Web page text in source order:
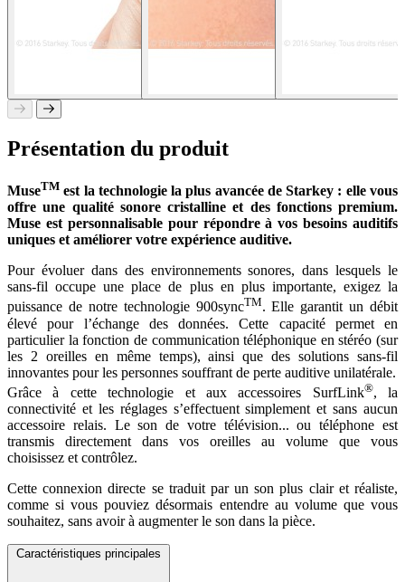
Présentation du produit
MuseTM est la technologie la plus avancée de Starkey : elle vous
offre une qualité sonore cristalline et des fonctions premium.
Muse est personnalisable pour répondre à vos besoins auditifs
uniques et améliorer votre expérience auditive.
Pour évoluer dans des environnements sonores, dans lesquels le
sans-fil occupe une place de plus en plus importante, exigez la
puissance de notre technologie 900syncTM. Elle garantit un débit
élevé pour l’échange des données. Cette capacité permet en
particulier la fonction de communication téléphonique en stéréo (sur
les 2 oreilles en même temps), ainsi que des solutions sans-fil
innovantes pour les personnes souffrant de perte auditive unilatérale.
Grâce à cette technologie et aux accessoires SurfLink®, la
connectivité et les réglages s’effectuent simplement et sans aucun
accessoire relais. Le son de votre télévision... ou téléphone est
transmis directement dans vos oreilles au volume que vous
choisissez et contrôlez.
Cette connexion directe se traduit par un son plus clair et réaliste,
comme si vous pouviez désormais entendre au volume que vous
souhaitez, sans avoir à augmenter le son dans la pièce.
Caractéristiques principales